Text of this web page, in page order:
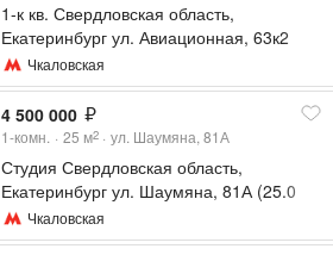
1-к кв. Свердловская область,
Екатеринбург ул. Авиационная, 63к2
(27.0 м²)
Чкаловская
4 500 000
1-комн. 25 м2 ул. Шаумяна, 81А
Студия Свердловская область,
Екатеринбург ул. Шаумяна, 81А (25.0
м²) Чкаловская